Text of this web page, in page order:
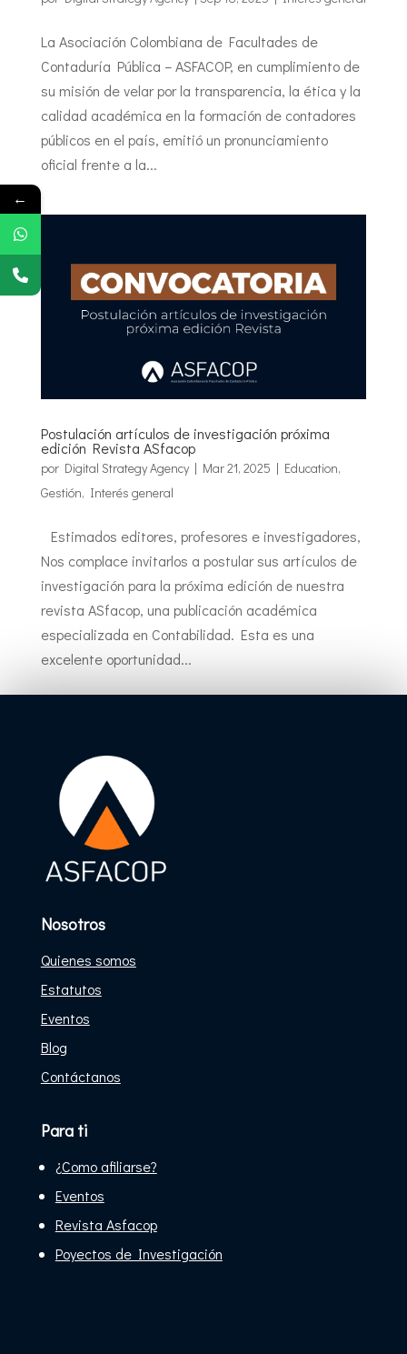
La Asociación Colombiana de Facultades de
Contaduría Pública – ASFACOP, en cumplimiento de
su misión de velar por la transparencia, la ética y la
calidad académica en la formación de contadores
públicos en el país, emitió un pronunciamiento
oficial frente a la...
Postulación artículos de investigación próxima
edición Revista ASfacop
por Digital Strategy Agency| Mar 21, 2025 | Education,
Gestión, Interés general
Estimados editores, profesores e investigadores,
Nos complace invitarlos a postular sus artículos de
investigación para la próxima edición de nuestra
revista ASfacop, una publicación académica
especializada en Contabilidad. Esta es una
excelente oportunidad...
Nosotros
Quienes somos
Estatutos
Eventos
Blog
Contáctanos
Para ti
¿Como afiliarse?
Eventos
Revista Asfacop
Poyectos de Investigación
←